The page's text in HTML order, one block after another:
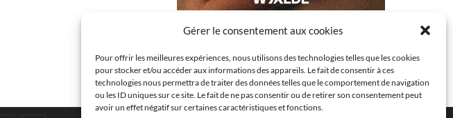
Gérer le consentement aux cookies
Pour offrir les meilleures expériences, nous utilisons des technologies telles que les cookies
pour stocker et/ou accéder aux informations des appareils. Le fait de consentir à ces
technologies nous permettra de traiter des données telles que le comportement de navigation
ou les ID uniques sur ce site. Le fait de ne pas consentir ou de retirer son consentement peut
avoir un effet négatif sur certaines caractéristiques et fonctions.